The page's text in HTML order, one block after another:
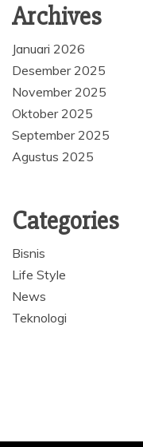
Archives
Januari 2026
Desember 2025
November 2025
Oktober 2025
September 2025
Agustus 2025
Categories
Bisnis
Life Style
News
Teknologi